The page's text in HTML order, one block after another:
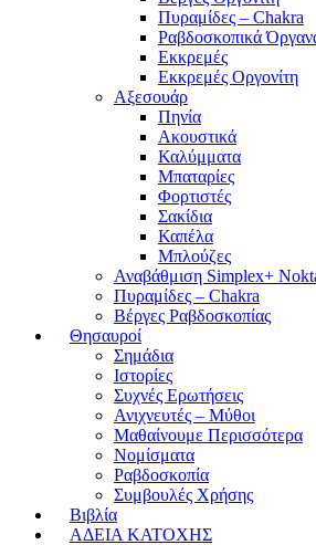
Πυραμίδες – Chakra
Ραβδοσκοπικά
Εκκρεμές
Εκκρεμές Οργονίτη
Αξεσουάρ
Πηνία
Ακουστικά
Καλύμματα
Μπαταρίες
Φορτιστές
Σακίδια
Καπέλα
Μπλούζες
Αναβάθμιση Simplex+
Πυραμίδες – Chakra
Βέργες Ραβδοσκοπίας
Θησαυροί
Σημάδια
Ιστορίες
Συχνές Ερωτήσεις
Ανιχνευτές – Μύθοι
Μαθαίνουμε Περισσότερα
Νομίσματα
Ραβδοσκοπία
Συμβουλές Χρήσης
Βιβλία
ΑΔΕΙΑ ΚΑΤΟΧΗΣ